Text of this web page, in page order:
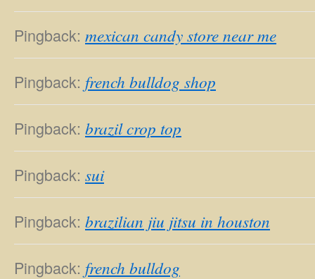
Pingback: mexican candy store near me
Pingback: french bulldog shop
Pingback: brazil crop top
Pingback: sui
Pingback: brazilian jiu jitsu in houston
Pingback: french bulldog